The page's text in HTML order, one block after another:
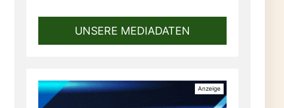
UNSERE MEDIADATEN